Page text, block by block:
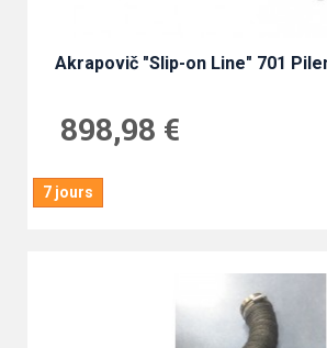
Akrapovič "Slip-on Line" 701
898,98 €
7 jours